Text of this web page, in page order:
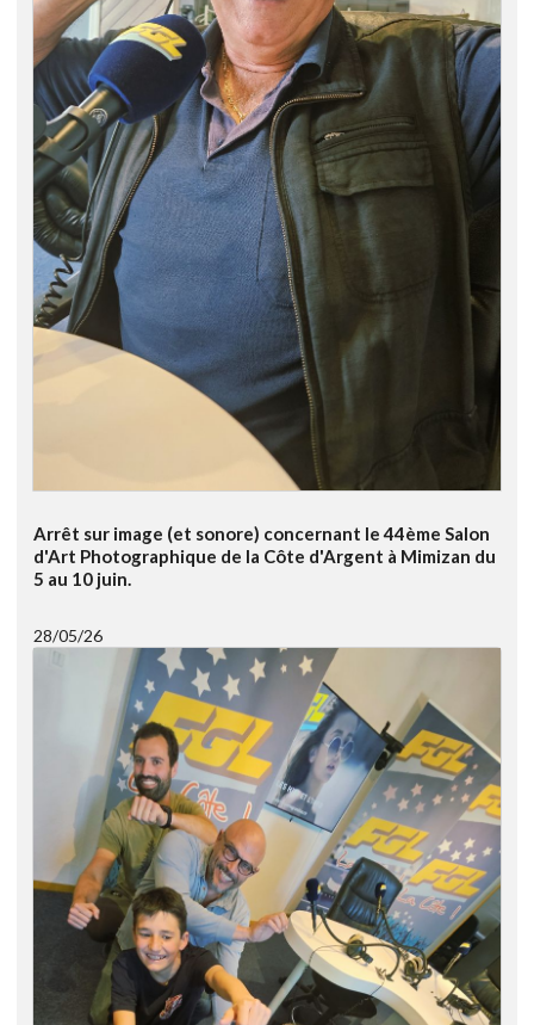
Arrêt sur image (et sonore) concernant le 44ème Salon
d'Art Photographique de la Côte d'Argent à Mimizan du
5 au 10 juin.
28/05/26